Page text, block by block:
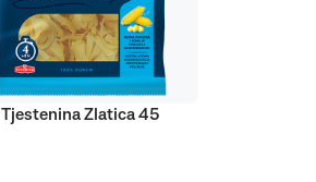
Tjestenina Zlatica 45